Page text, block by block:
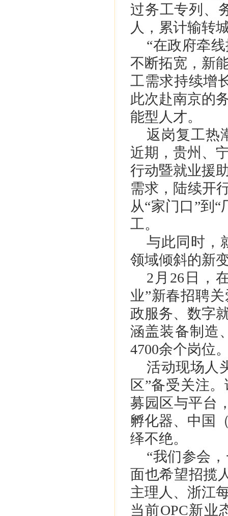
过务工专列、
人，累计输转
“在政府牵
不断拓宽，新
工需求持续增
此次赴南京的
能型人才。
返岗复工热
近期，贵州、
行动暨就业援
需求，陆续开
从“家门口”到
工。
与此同时，
领域倾斜的新
2月26日，
业”新春招聘
政服务、数字
涵盖装备制造
4700余个岗位
活动现场人
区”备受关注
募园区与平台
孵化器、中国
绎不绝。
“我们参会
面也希望招揽
主理人、浙江
当前OPC新业